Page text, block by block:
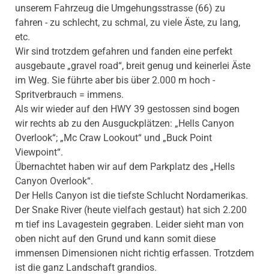
unserem Fahrzeug die Umgehungsstrasse (66) zu
fahren - zu schlecht, zu schmal, zu viele Äste, zu lang,
etc.
Wir sind trotzdem gefahren und fanden eine perfekt
ausgebaute „gravel road“, breit genug und keinerlei Äste
im Weg. Sie führte aber bis über 2.000 m hoch -
Spritverbrauch = immens.
Als wir wieder auf den HWY 39 gestossen sind bogen
wir rechts ab zu den Ausguckplätzen: „Hells Canyon
Overlook“; „Mc Craw Lookout“ und „Buck Point
Viewpoint“.
Übernachtet haben wir auf dem Parkplatz des „Hells
Canyon Overlook“.
Der Hells Canyon ist die tiefste Schlucht Nordamerikas.
Der Snake River (heute vielfach gestaut) hat sich 2.200
m tief ins Lavagestein gegraben. Leider sieht man von
oben nicht auf den Grund und kann somit diese
immensen Dimensionen nicht richtig erfassen. Trotzdem
ist die ganz Landschaft grandios.